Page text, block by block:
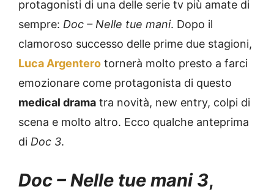
protagonisti di una delle serie tv più amate di
sempre: Doc – Nelle tue mani. Dopo il
clamoroso successo delle prime due stagioni,
Luca Argentero tornerà molto presto a farci
emozionare come protagonista di questo
medical drama tra novità, new entry, colpi di
scena e molto altro. Ecco qualche anteprima
di Doc 3.
Doc – Nelle tue mani 3,